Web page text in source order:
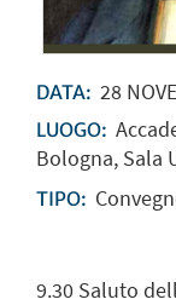
DATA: 28
LUOGO:
Bologna, Sala
TIPO:
9.30 Saluto